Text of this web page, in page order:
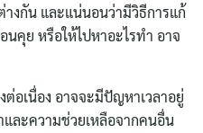
างกัน และแน่นอนว่ามีวิธีการแก้
นคุย หรือให้ไปหาอะไรทำ อาจ
อเนื่อง อาจจะมีปัญหาเวลาอยู่
และความช่วยเหลือจากคนอื่น